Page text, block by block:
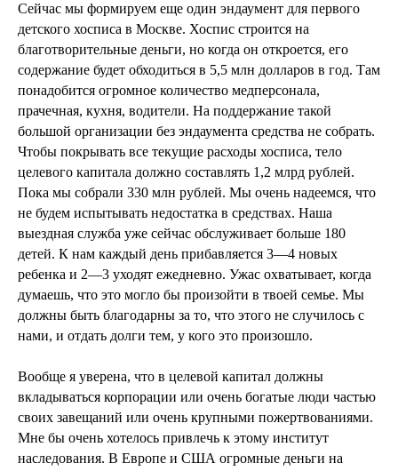
Сейчас мы формируем еще один эндаумент для первого
детского хосписа в Москве. Хоспис строится на
благотворительные деньги, но когда он откроется, его
содержание будет обходиться в 5,5 млн долларов в год. Там
понадобится огромное количество медперсонала,
прачечная, кухня, водители. На поддержание такой
большой организации без эндаумента средства не собрать.
Чтобы покрывать все текущие расходы хосписа, тело
целевого капитала должно составлять 1,2 млрд рублей.
Пока мы собрали 330 млн рублей. Мы очень надеемся, что
не будем испытывать недостатка в средствах. Наша
выездная служба уже сейчас обслуживает больше 180
детей. К нам каждый день прибавляется 3—4 новых
ребенка и 2—3 уходят ежедневно. Ужас охватывает, когда
думаешь, что это могло бы произойти в твоей семье. Мы
должны быть благодарны за то, что этого не случилось с
нами, и отдать долги тем, у кого это произошло.
Вообще я уверена, что в целевой капитал должны
вкладываться корпорации или очень богатые люди частью
своих завещаний или очень крупными пожертвованиями.
Мне бы очень хотелось привлечь к этому институт
наследования. В Европе и США огромные деньги на